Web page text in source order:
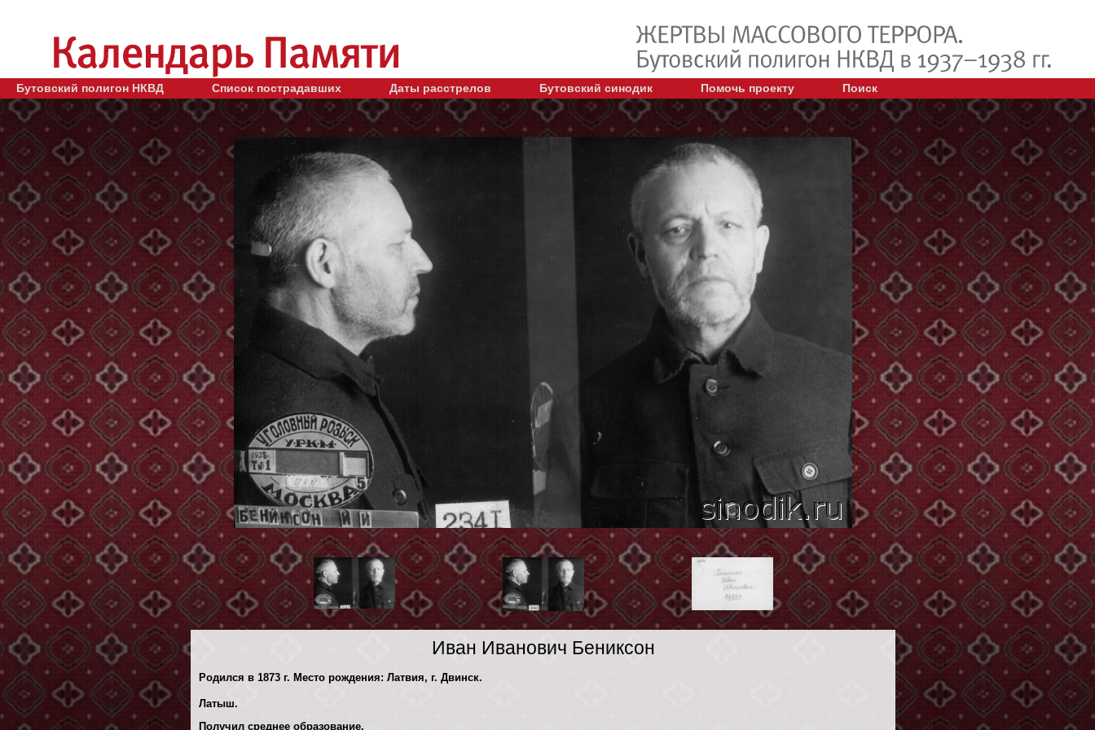
Бутовский полигон НКВД Список пострадавших Даты расстрелов Бутовский синодик Помочь проекту Поиск
Иван Иванович Бениксон
Родился в 1873 г. Место рождения: Латвия, г. Двинск.
Латыш.
Получил среднее образование.